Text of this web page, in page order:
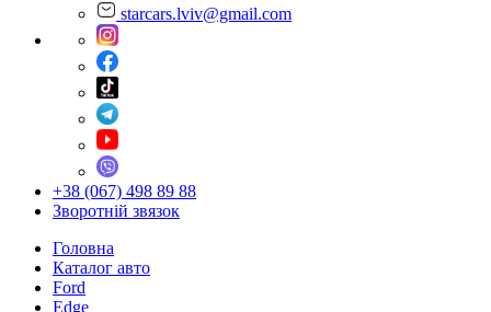
starcars.lviv@gmail.com
+38 (067) 498 89 88
Зворотній звязок
Головна
Каталог авто
Ford
Edge